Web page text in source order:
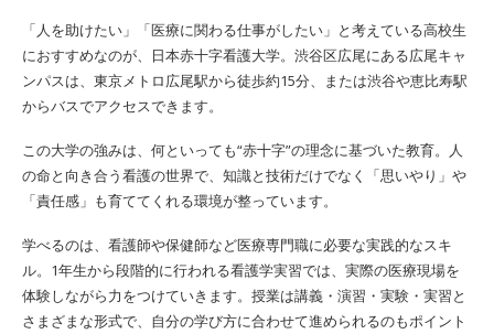
「人を助けたい」「医療に関わる仕事がしたい」と考えている高校生
におすすめなのが、日本赤十字看護大学。渋谷区広尾にある広尾キャ
ンパスは、東京メトロ広尾駅から徒歩約15分、または渋谷や恵比寿駅
からバスでアクセスできます。
この大学の強みは、何といっても“赤十字”の理念に基づいた教育。人
の命と向き合う看護の世界で、知識と技術だけでなく「思いやり」や
「責任感」も育ててくれる環境が整っています。
学べるのは、看護師や保健師など医療専門職に必要な実践的なスキ
ル。1年生から段階的に行われる看護学実習では、実際の医療現場を
体験しながら力をつけていきます。授業は講義・演習・実験・実習と
さまざまな形式で、自分の学び方に合わせて進められるのもポイント